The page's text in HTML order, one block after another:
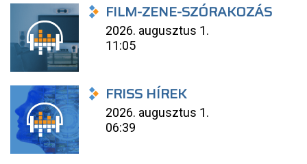
FILM-ZENE-SZÓRAKOZÁS
2026. augusztus 1.
11:05
FRISS HÍREK
2026. augusztus 1.
06:39